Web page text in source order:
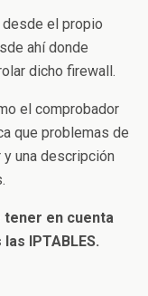
el propio
ahí donde
dicho firewall.
el comprobador
que problemas de
una descripción
tener en cuenta
IPTABLES.